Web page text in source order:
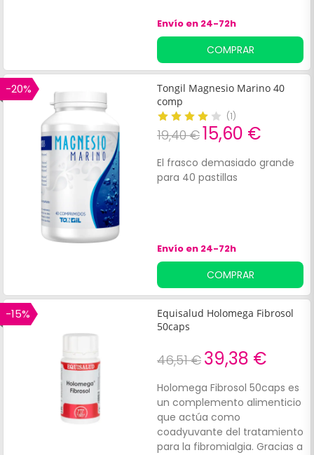
Envío en 24-72h
COMPRAR
-20%
Tongil Magnesio Marino 40
comp
(1)
19,40 €15,60 €
El frasco demasiado grande
para 40 pastillas
Envío en 24-72h
COMPRAR
-15%
Equisalud Holomega Fibrosol
50caps
46,51 € 39,38 €
Holomega Fibrosol 50caps es
un complemento alimenticio
que actúa como
coadyuvante del tratamiento
para la fibromialgia. Gracias a